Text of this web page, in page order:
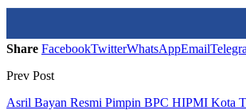
Share FacebookTwitterWhatsAppEmail
Prev Post
Asril Bayan Resmi Pimpin BPC HIPMI Kota